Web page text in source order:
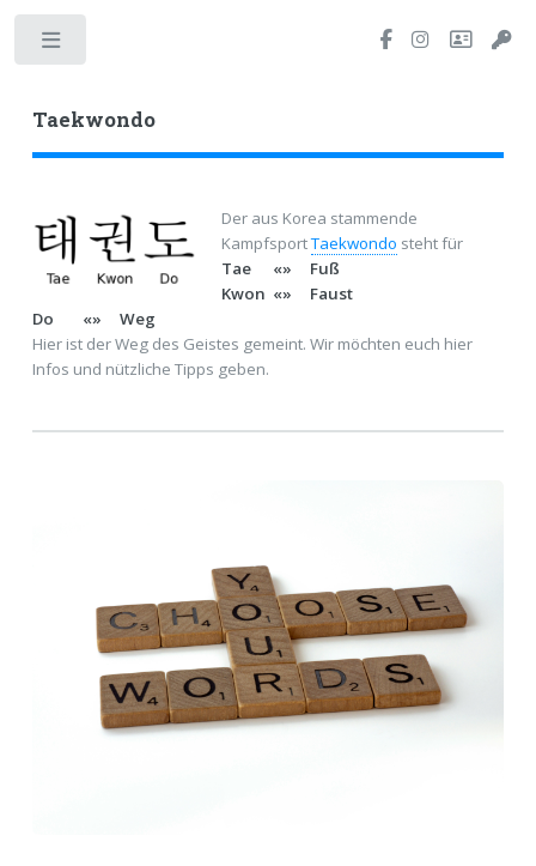
Taekwondo
Der aus Korea stammende
KampfsportTaekwondo steht für
Tae «» Fuß
Kwon «» Faust
Do «» Weg
Hier ist der Weg des Geistes gemeint. Wir möchten euch hier
Infos und nützliche Tipps geben.